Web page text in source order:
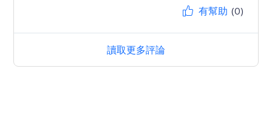
有幫助 (0)
讀取更多評論